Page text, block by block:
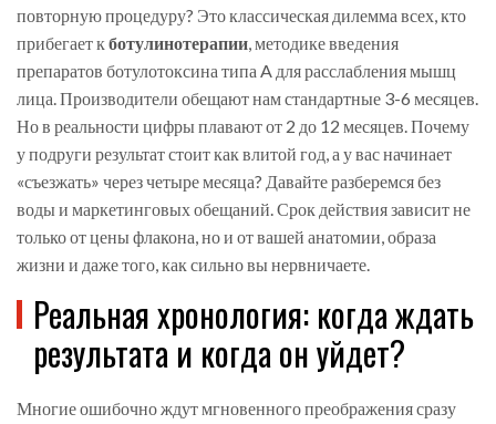
повторную процедуру? Это классическая дилемма всех, кто
прибегает кботулинотерапии,методике введения
препаратов ботулотоксина типа A для расслабления мышц
лица.Производители обещают нам стандартные 3-6 месяцев.
Но в реальности цифры плавают от 2 до 12 месяцев. Почему
у подруги результат стоит как влитой год, а у вас начинает
«съезжать» через четыре месяца? Давайте разберемся без
воды и маркетинговых обещаний. Срок действия зависит не
только от цены флакона, но и от вашей анатомии, образа
жизни и даже того, как сильно вы нервничаете.
Реальная хронология: когда ждать
результата и когда он уйдет?
Многие ошибочно ждут мгновенного преображения сразу